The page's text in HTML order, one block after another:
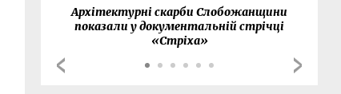
Архітектурні скарби Слобожанщини
показали у документальній стрічці
«Стріха»